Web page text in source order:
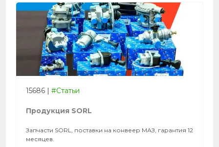
15686 | #Статьи
Продукция SORL
Запчасти SORL, поставки на конвеер МАЗ, гарантия 12
месяцев.